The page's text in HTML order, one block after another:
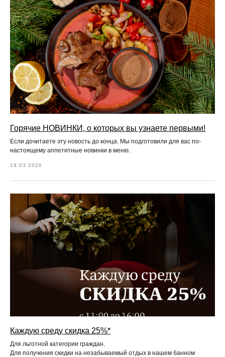
Горячие НОВИНКИ, о которых вы узнаете первыми!
Если дочитаете эту новость до конца. Мы подготовили для вас по-
настоящему аппетитные новинки в меню.
19.03.2026
Каждую среду скидка 25%*
Для льготной категории граждан.
Для получения скидки на незабываемый отдых в нашем банном